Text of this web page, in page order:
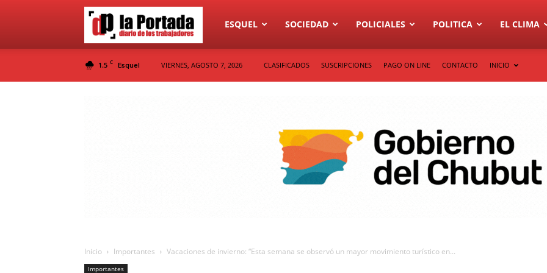
Diario
La
ESQUEL SOCIEDAD POLICIALES POLITICA EL CLIMA
1.5 C Esquel VIERNES, AGOSTO 7, 2026 CLASIFICADOS SUSCRIPCIONES PAGO ON LINE CONTACTO INICIO
Inicio Importantes Vacaciones de invierno: “Esta semana se observó un mayor movimiento turístico en...
Importantes